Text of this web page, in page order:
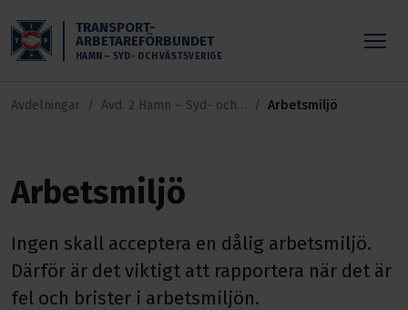
TRANSPORT-
ARBETAREFÖRBUNDET
HAMN – SYD- OCH VÄSTSVERIGE
Avdelningar
Avd. 2 Hamn – Syd- och
Arbetsmiljö
Arbetsmiljö
Ingen skall acceptera en dålig arbetsmiljö.
Därför är det viktigt att rapportera när det är
fel och brister i arbetsmiljön.